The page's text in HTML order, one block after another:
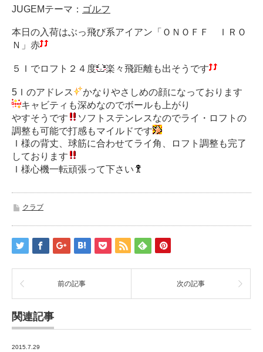
JUGEMテーマ： ゴルフ
本日の入荷はぶっ飛び系アイアン「ＯＮＯＦＦ ＩＲＯ
Ｎ」赤
５Ｉでロフト２４度 楽々飛距離も出そうです
5Ｉのアドレス
かなりやさしめの顔になっております
キャビティも深めなのでボールも上がり
やすそうです
ソフトステンレスなのでライ・ロフトの
調整も可能で打感もマイルドです
Ｉ様の背丈、球筋に合わせてライ角、ロフト調整も完了
しております
Ｉ様心機一転頑張って下さい
クラブ
前の記事 次の記事
関連記事
2015.7.29